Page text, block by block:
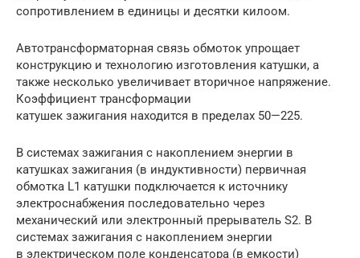
сопротивлением в единицы и десятки килоом.
Автотрансформаторная связь обмоток упрощает
конструкцию и технологию изготовления катушки, а
также несколько увеличивает вторичное напряжение.
Коэффициент трансформации
катушек зажигания находится в пределах 50—225.
В системах зажигания с накоплением энергии в
катушках зажигания (в индуктивности) первичная
обмотка L1 катушки подключается к источнику
электроснабжения последовательно через
механический или электронный прерыватель S2. В
системах зажигания с накоплением энергии
в электрическом поле конденсатора (в емкости)